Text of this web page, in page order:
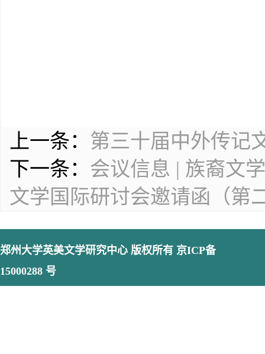
上一条： 第三十届中外传记
下一条： 会议信息 | 族裔文
文学国际研讨会邀请函（第
郑州大学英美文学研究中心 版权所有 京ICP备
15000288 号